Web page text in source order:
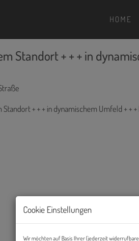
HOME
Standort + + + in
Cookie Einstellungen
Wir möchten auf Basis Ihrer (jederzeit